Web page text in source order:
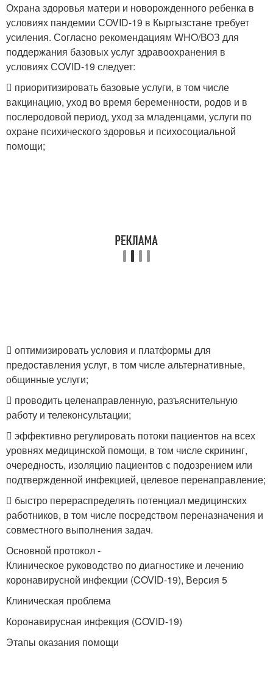
Охрана здоровья матери и новорожденного ребенка в
условиях пандемии СOVID-19 в Кыргызстане требует
усиления. Согласно рекомендациям WHO/ВОЗ для
поддержания базовых услуг здравоохранения в
условиях СOVID-19 следует:
 приоритизировать базовые услуги, в том числе
вакцинацию, уход во время беременности, родов и в
послеродовой период, уход за младенцами, услуги по
охране психического здоровья и психосоциальной
помощи;
 оптимизировать условия и платформы для
предоставления услуг, в том числе альтернативные,
общинные услуги;
 проводить целенаправленную, разъяснительную
работу и телеконсультации;
 эффективно регулировать потоки пациентов на всех
уровнях медицинской помощи, в том числе скрининг,
очередность, изоляцию пациентов с подозрением или
подтвержденной инфекцией, целевое перенаправление;
 быстро перераспределять потенциал медицинских
работников, в том числе посредством переназначения и
совместного выполнения задач.
Основной протокол -
Клиническое руководство по диагностике и лечению
коронавирусной инфекции (COVID-19), Версия 5
Клиническая проблема
Коронавирусная инфекция (COVID-19)
Этапы оказания помощи